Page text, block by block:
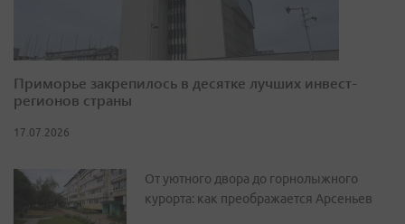
Приморье закрепилось в десятке лучших инвест-
регионов страны
17.07.2026
От уютного двора до горнолыжного
курорта: как преображается Арсеньев